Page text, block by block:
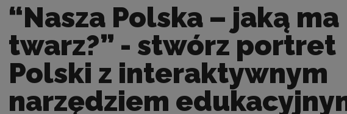
“Nasza Polska – jaką ma
twarz?” - stwórz portret
Polski z interaktywnym
narzędziem